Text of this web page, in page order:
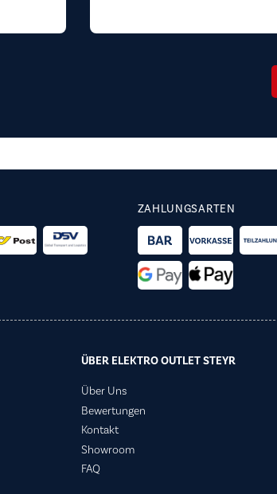
ZAHLUNGSARTEN
ÜBER ELEKTRO OUTLET STEYR
Über Uns
Bewertungen
Kontakt
Showroom
FAQ